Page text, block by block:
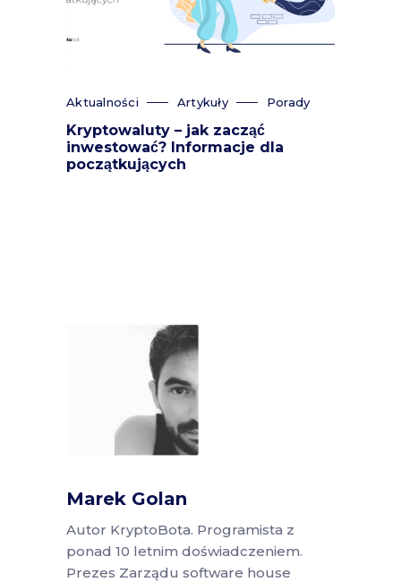
Aktualności Artykuły Porady
Kryptowaluty – jak zacząć
inwestować? Informacje dla
początkujących
Marek Golan
Autor KryptoBota. Programista z
ponad 10 letnim doświadczeniem.
Prezes Zarządu software house